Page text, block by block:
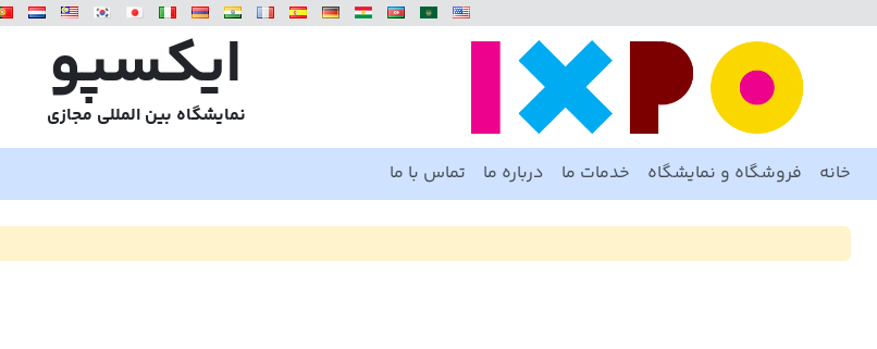
ایکسپو
نمایشگاه بین المللی مجازی
خانه فروشگاه و نمایشگاه خدمات ما درباره ما تماس با ما